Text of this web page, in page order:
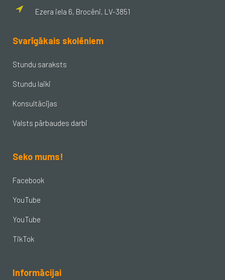
Ezera iela 6, Brocēni, LV-3851
Svarīgākais skolēniem
Stundu saraksts
Stundu laiki
Konsultācijas
Valsts pārbaudes darbi
Seko mums!
Facebook
YouTube
YouTube
TikTok
Informācijai